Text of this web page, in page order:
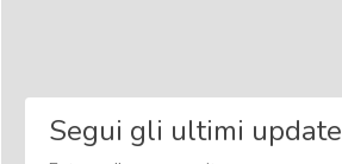
Segui gli ultimi update